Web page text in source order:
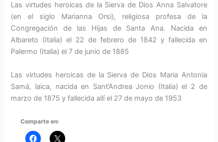
Las virtudes heroicas de la Sierva de Dios Anna Salvatore
(en el siglo Marianna Orsi), religiosa profesa de la
Congregación de las Hijas de Santa Ana. Nacida en
Albareto (Italia) el 22 de febrero de 1842 y fallecida en
Palermo (Italia) el 7 de junio de 1885
Las virtudes heroicas de la Sierva de Dios Maria Antonia
Samá, laica, nacida en Sant’Andrea Jonio (Italia) el 2 de
marzo de 1875 y fallecida allí el 27 de mayo de 1953
Comparte en: